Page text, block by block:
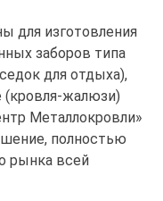
для изготовления
заборов типа
для отдыха),
жалюзи)
Металлокровли»
полностью
рынка всей